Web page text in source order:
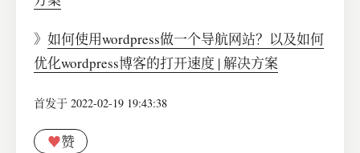
》如何使用wordpress做一个导航网站？以及如何
优化wordpress博客的打开速度 | 解决方案
首发于 2022-02-19 19:43:38
♥赞